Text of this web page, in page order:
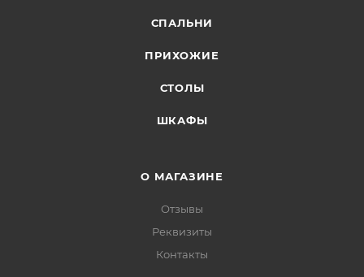
СПАЛЬНИ
ПРИХОЖИЕ
СТОЛЫ
ШКАФЫ
О МАГАЗИНЕ
Отзывы
Реквизиты
Контакты